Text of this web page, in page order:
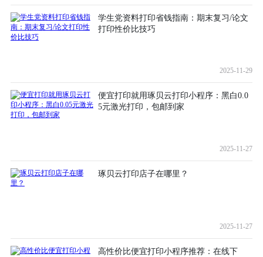
学生党资料打印省钱指南：期末复习/论文
打印性价比技巧
2025-11-29
便宜打印就用琢贝云打印小程序：黑白0.0
5元激光打印，包邮到家
2025-11-27
琢贝云打印店子在哪里？
2025-11-27
高性价比便宜打印小程序推荐：在线下